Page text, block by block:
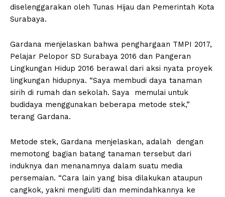
diselenggarakan oleh Tunas Hijau dan Pemerintah Kota
Surabaya.
Gardana menjelaskan bahwa penghargaan TMPI 2017,
Pelajar Pelopor SD Surabaya 2016 dan Pangeran
Lingkungan Hidup 2016 berawal dari aksi nyata proyek
lingkungan hidupnya. “Saya membudi daya tanaman
sirih di rumah dan sekolah. Saya memulai untuk
budidaya menggunakan beberapa metode stek,”
terang Gardana.
Metode stek, Gardana menjelaskan, adalah dengan
memotong bagian batang tanaman tersebut dari
induknya dan menanamnya dalam suatu media
persemaian. “Cara lain yang bisa dilakukan ataupun
cangkok, yakni menguliti dan memindahkannya ke